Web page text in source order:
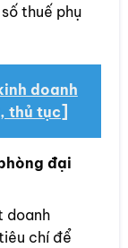
thuế phụ
doanh
thủ tục]
đại
doanh
chí để